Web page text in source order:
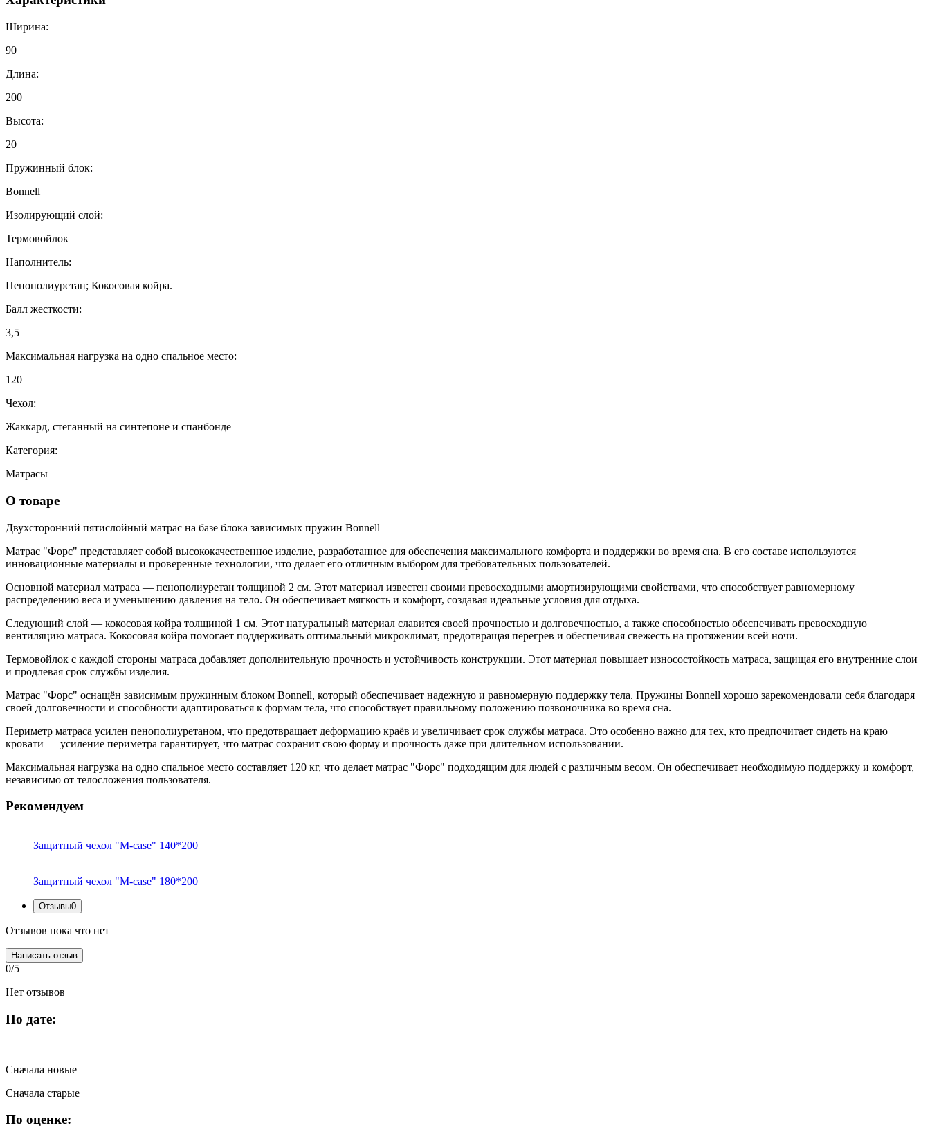
Ширина:
90
Длина:
200
Высота:
20
Пружинный блок:
Bonnell
Изолирующий слой:
Термовойлок
Наполнитель:
Пенополиуретан; Кокосовая койра.
Балл жесткости:
3,5
Максимальная нагрузка на одно спальное место:
120
Чехол:
Жаккард, стеганный на синтепоне и спанбонде
Категория:
Матрасы
О товаре
Двухсторонний пятислойный матрас на базе блока зависимых пружин Bonnell
Матрас "Форс" представляет собой высококачественное изделие, разработанное для обеспечения максимального комфорта и поддержки во время сна. В его составе используются
инновационные материалы и проверенные технологии, что делает его отличным выбором для требовательных пользователей.
Основной материал матраса — пенополиуретан толщиной 2 см. Этот материал известен своими превосходными амортизирующими свойствами, что способствует равномерному
распределению веса и уменьшению давления на тело. Он обеспечивает мягкость и комфорт, создавая идеальные условия для отдыха.
Следующий слой — кокосовая койра толщиной 1 см. Этот натуральный материал славится своей прочностью и долговечностью, а также способностью обеспечивать превосходную
вентиляцию матраса. Кокосовая койра помогает поддерживать оптимальный микроклимат, предотвращая перегрев и обеспечивая свежесть на протяжении всей ночи.
Термовойлок с каждой стороны матраса добавляет дополнительную прочность и устойчивость конструкции. Этот материал повышает износостойкость матраса, защищая его внутренние слои
и продлевая срок службы изделия.
Матрас "Форс" оснащён зависимым пружинным блоком Bonnell, который обеспечивает надежную и равномерную поддержку тела. Пружины Bonnell хорошо зарекомендовали себя благодаря
своей долговечности и способности адаптироваться к формам тела, что способствует правильному положению позвоночника во время сна.
Периметр матраса усилен пенополиуретаном, что предотвращает деформацию краёв и увеличивает срок службы матраса. Это особенно важно для тех, кто предпочитает сидеть на краю
кровати — усиление периметра гарантирует, что матрас сохранит свою форму и прочность даже при длительном использовании.
Максимальная нагрузка на одно спальное место составляет 120 кг, что делает матрас "Форс" подходящим для людей с различным весом. Он обеспечивает необходимую поддержку и комфорт,
независимо от телосложения пользователя.
Рекомендуем
Защитный чехол "M-case" 140*200
Защитный чехол "M-case" 180*200
Отзывы0
Отзывов пока что нет
Написать отзыв
0/5
Нет отзывов
По дате:
Сначала новые
Сначала старые
По оценке: